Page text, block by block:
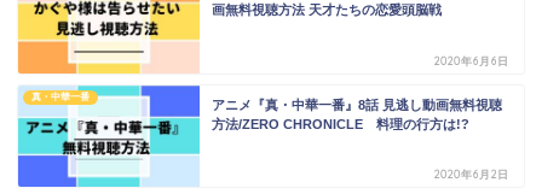
画無料視聴方法 天才たちの恋愛頭脳戦
2020年6月6日
真・中華一番
アニメ『真・中華一番』8話 見逃し動画無料視聴
方法/ZERO CHRONICLE 料理の行方は!?
2020年6月2日